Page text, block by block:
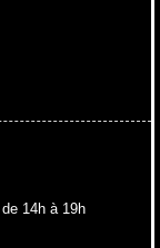
14h à 19h